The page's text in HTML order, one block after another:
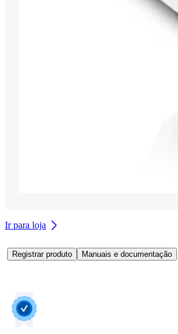
Ir para loja
Registrar produto Manuais e documentação